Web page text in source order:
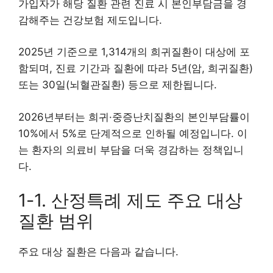
가입자가 해당 질환 관련 진료 시 본인부담금을 경
감해주는 건강보험 제도입니다.
2025년 기준으로 1,314개의 희귀질환이 대상에 포
함되며, 진료 기간과 질환에 따라 5년(암, 희귀질환)
또는 30일(뇌혈관질환) 등으로 제한됩니다.
2026년부터는 희귀·중증난치질환의 본인부담률이
10%에서 5%로 단계적으로 인하될 예정입니다. 이
는 환자의 의료비 부담을 더욱 경감하는 정책입니
다.
1-1. 산정특례 제도 주요 대상
질환 범위
주요 대상 질환은 다음과 같습니다.